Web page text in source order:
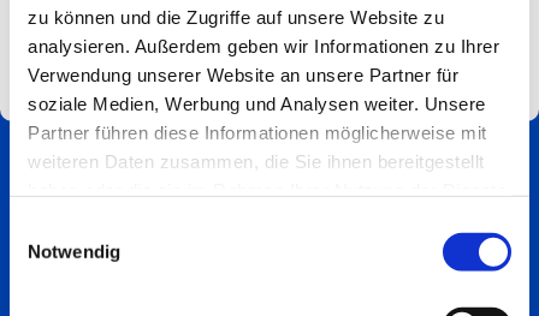
zu können und die Zugriffe auf unsere Website zu
analysieren. Außerdem geben wir Informationen zu Ihrer
Verwendung unserer Website an unsere Partner für
soziale Medien, Werbung und Analysen weiter. Unsere
Partner führen diese Informationen möglicherweise mit
weiteren Daten zusammen, die Sie ihnen bereitgestellt
Notwendig